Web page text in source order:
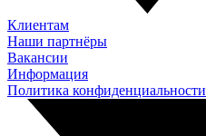
Клиентам
Наши партнёры
Вакансии
Информация
Политика конфиденциальности